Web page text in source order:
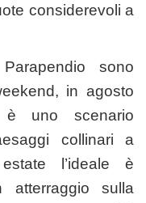
considerevoli a
sono
in agosto
uno scenario
collinari a
l’ideale è
sulla